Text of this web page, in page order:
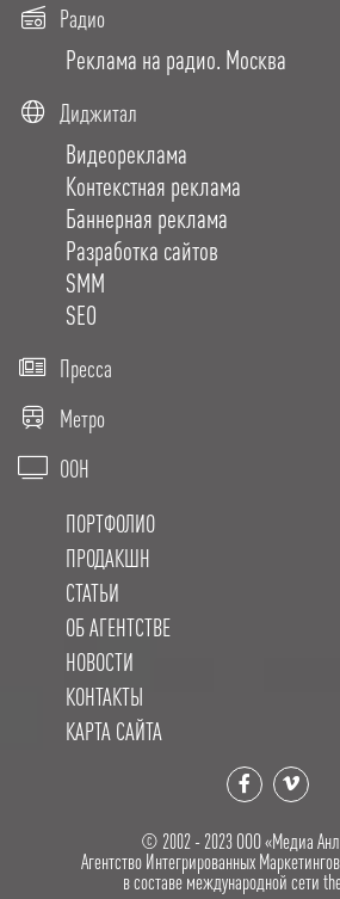
Радио
Реклама на радио. Москва
Диджитал
Видеореклама
Контекстная реклама
Баннерная реклама
Разработка сайтов
SMM
SEO
Пресса
Метро
OOH
ПОРТФОЛИО
ПРОДАКШН
СТАТЬИ
ОБ АГЕНТСТВЕ
НОВОСТИ
КОНТАКТЫ
КАРТА САЙТА
© 2002 - 2023 OOO «Медиа
Агентство Интегрированных
в составе международной сети